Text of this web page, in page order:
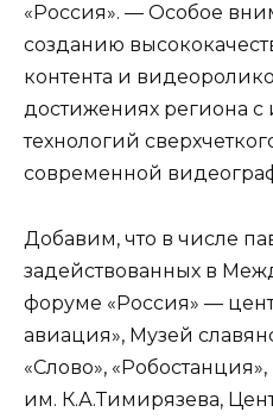
«Россия». — Особое
созданию
контента и
достижениях региона с
технологий
современной
Добавим, что в числе
задействованных в
форуме «Россия» —
авиация», Музей
«Слово»,
им. К.А.Тимирязева,